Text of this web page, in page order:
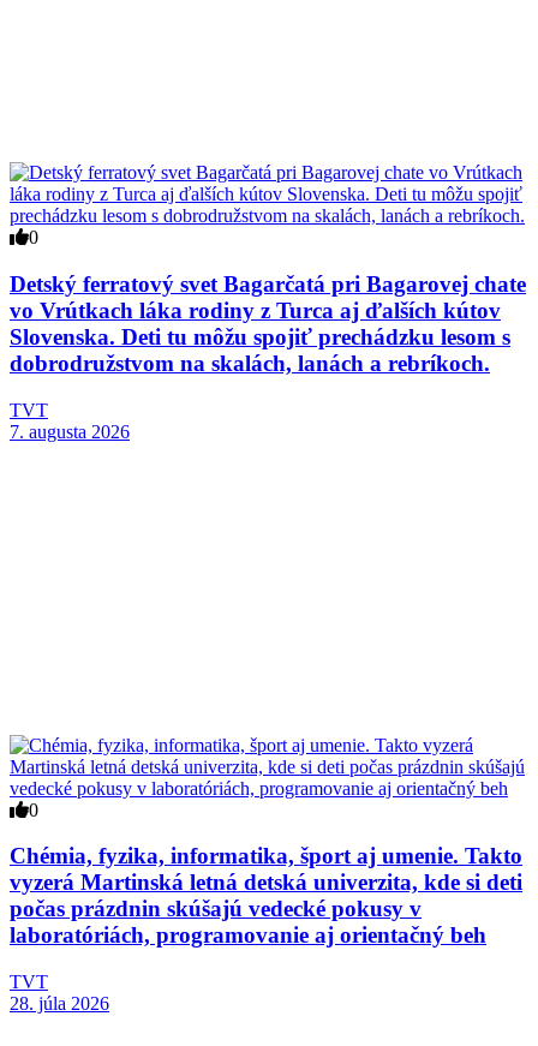
0
Detský ferratový svet Bagarčatá pri Bagarovej chate
vo Vrútkach láka rodiny z Turca aj ďalších kútov
Slovenska. Deti tu môžu spojiť prechádzku lesom s
dobrodružstvom na skalách, lanách a rebríkoch.
TVT
7. augusta 2026
0
Chémia, fyzika, informatika, šport aj umenie. Takto
vyzerá Martinská letná detská univerzita, kde si deti
počas prázdnin skúšajú vedecké pokusy v
laboratóriách, programovanie aj orientačný beh
TVT
28. júla 2026